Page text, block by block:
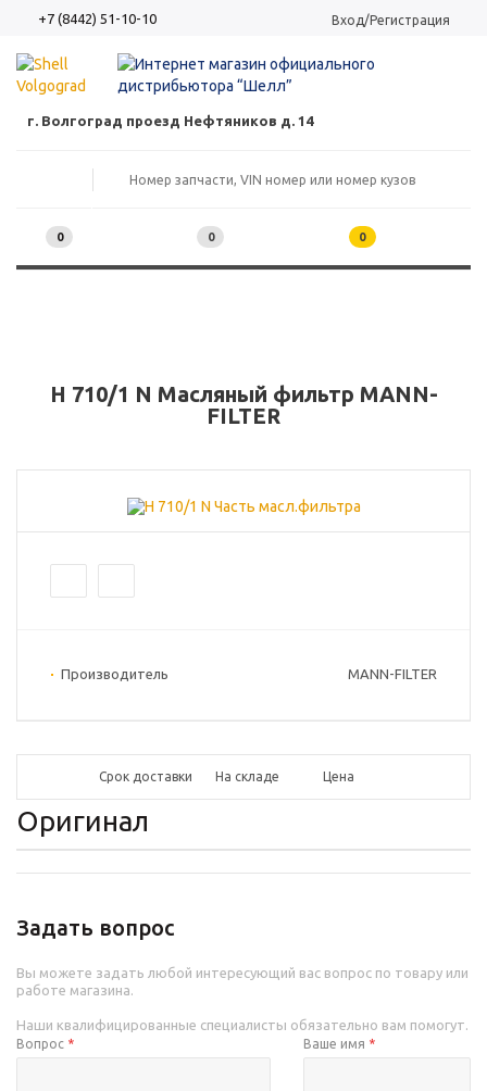
+7 (8442) 51-10-10 Вход/Регистрация
г. Волгоград проезд Нефтяников д. 14
0 0 0
H 710/1 N Масляный фильтр MANN-
FILTER
Производитель MANN-FILTER
Срок доставки На складе Цена
Оригинал
Задать вопрос
Вы можете задать любой интересующий вас вопрос по товару или
работе магазина.
Наши квалифицированные специалисты обязательно вам помогут.
Вопрос * Ваше имя *